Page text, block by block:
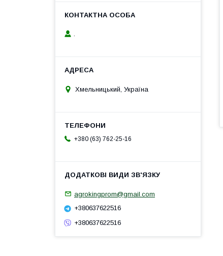
.
Хмельницький, Україна
+380 (63) 762-25-16
agrokingprom@gmail.com
+380637622516
+380637622516